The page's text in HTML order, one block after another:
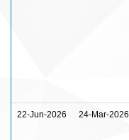
22-Jun-2026 24-Mar-2026